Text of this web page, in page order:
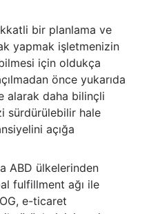
bir planlama ve
yapmak işletmenizin
için oldukça
önce yukarıda
alarak daha bilinçli
sürdürülebilir hale
açığa
ABD ülkelerinden
fulfillment ağı ile
e-ticaret